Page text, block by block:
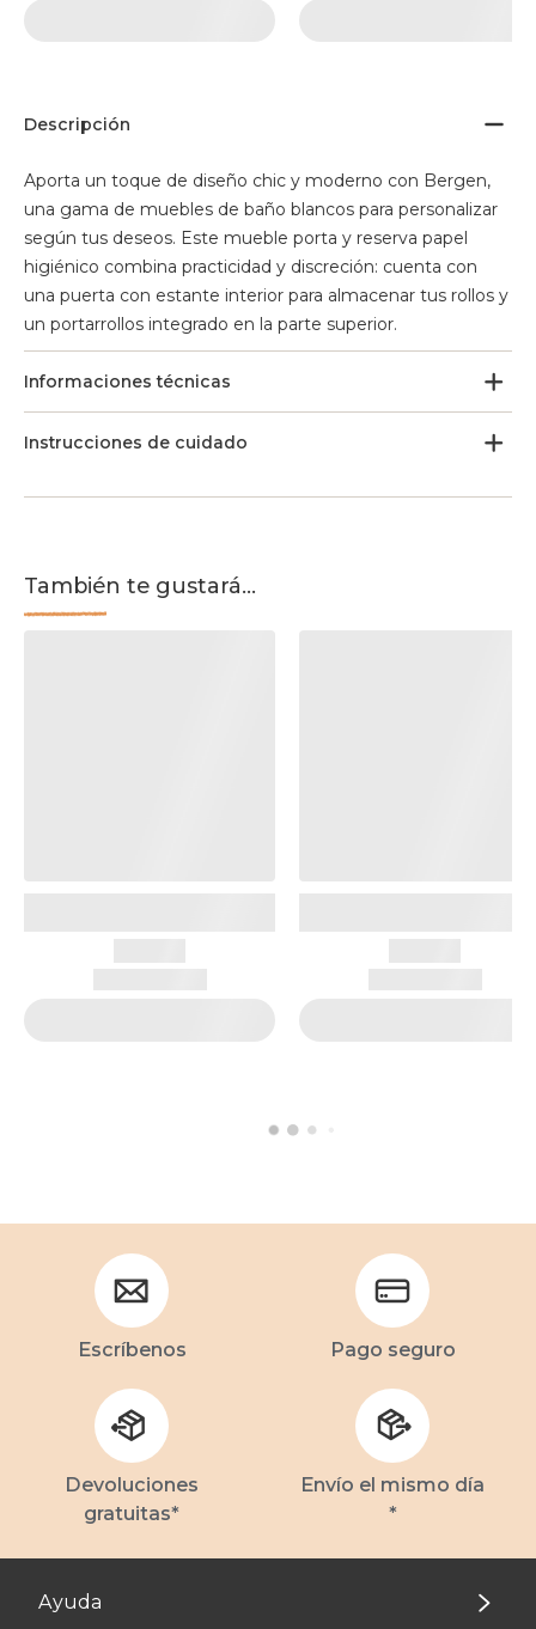
Descripción
Aporta un toque de diseño chic y moderno con Bergen,
una gama de muebles de baño blancos para personalizar
según tus deseos. Este mueble porta y reserva papel
higiénico combina practicidad y discreción: cuenta con
una puerta con estante interior para almacenar tus rollos y
un portarrollos integrado en la parte superior.
Informaciones técnicas
Instrucciones de cuidado
También te gustará...
Escríbenos Pago seguro
Devoluciones
gratuitas*
Envío el mismo día
*
Ayuda